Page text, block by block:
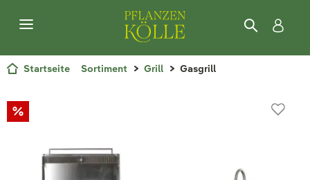
Startseite Sortiment Grill Gasgrill